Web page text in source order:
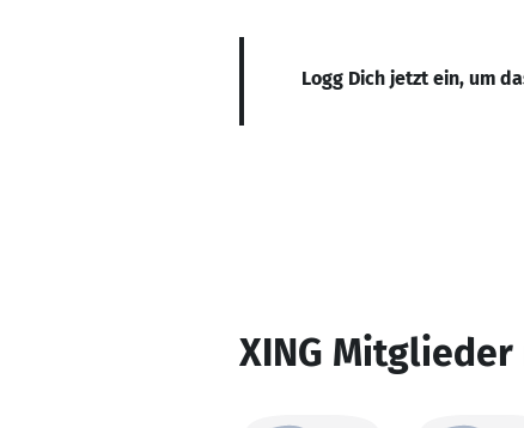
Logg Dich jetzt ein, um
XING